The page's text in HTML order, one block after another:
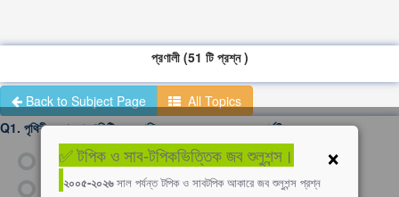
প্রণালী (51 টি প্রশ্ন )
Back to Subject Page
All Topics
Q1. পৃথিবীর কোন প্রণালিটি তেল বাণিজ্যের জন্য অত্যন্ত গুরুত্বপূর্ণ?
বসফরাস
সুয়েজ
×
✅ টপিক ও সাব-টপিকভিত্তিক জব শুলুশন্স।
২০০৫-২০২৬সাল পর্যন্ত টপিক ও সাবটপিক আকারে জব শুলুশন্স প্রশ্ন